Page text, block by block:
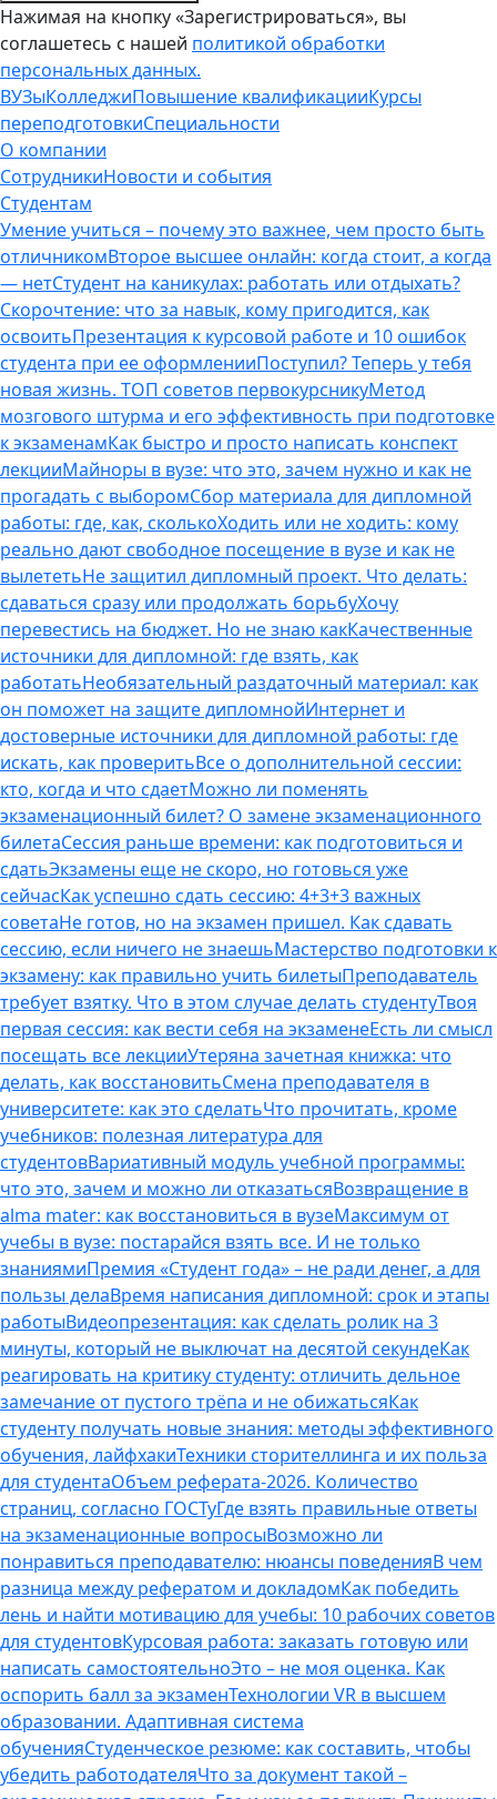
Нажимая на кнопку «Зарегистрироваться», вы
соглашетесь с нашей политикой обработки
персональных данных.
ВУЗыКолледжиПовышение квалификацииКурсы
переподготовкиСпециальности
О компании
СотрудникиНовости и события
Студентам
Умение учиться – почему это важнее, чем просто быть
отличникомВторое высшее онлайн: когда стоит, а когда
— нетСтудент на каникулах: работать или отдыхать?
Скорочтение: что за навык, кому пригодится, как
освоитьПрезентация к курсовой работе и 10 ошибок
студента при ее оформленииПоступил? Теперь у тебя
новая жизнь. ТОП советов первокурсникуМетод
мозгового штурма и его эффективность при подготовке
к экзаменамКак быстро и просто написать конспект
лекцииМайноры в вузе: что это, зачем нужно и как не
прогадать с выборомСбор материала для дипломной
работы: где, как, сколькоХодить или не ходить: кому
реально дают свободное посещение в вузе и как не
вылететьНе защитил дипломный проект. Что делать:
сдаваться сразу или продолжать борьбуХочу
перевестись на бюджет. Но не знаю какКачественные
источники для дипломной: где взять, как
работатьНеобязательный раздаточный материал: как
он поможет на защите дипломнойИнтернет и
достоверные источники для дипломной работы: где
искать, как проверитьВсе о дополнительной сессии:
кто, когда и что сдаетМожно ли поменять
экзаменационный билет? О замене экзаменационного
билетаСессия раньше времени: как подготовиться и
сдатьЭкзамены еще не скоро, но готовься уже
сейчасКак успешно сдать сессию: 4+3+3 важных
советаНе готов, но на экзамен пришел. Как сдавать
сессию, если ничего не знаешьМастерство подготовки к
экзамену: как правильно учить билетыПреподаватель
требует взятку. Что в этом случае делать студентуТвоя
первая сессия: как вести себя на экзаменеЕсть ли смысл
посещать все лекцииУтеряна зачетная книжка: что
делать, как восстановитьСмена преподавателя в
университете: как это сделатьЧто прочитать, кроме
учебников: полезная литература для
студентовВариативный модуль учебной программы:
что это, зачем и можно ли отказатьсяВозвращение в
alma mater: как восстановиться в вузеМаксимум от
учебы в вузе: постарайся взять все. И не только
знаниямиПремия «Студент года» – не ради денег, а для
пользы делаВремя написания дипломной: срок и этапы
работыВидеопрезентация: как сделать ролик на 3
минуты, который не выключат на десятой секундеКак
реагировать на критику студенту: отличить дельное
замечание от пустого трёпа и не обижатьсяКак
студенту получать новые знания: методы эффективного
обучения, лайфхакиТехники сторителлинга и их польза
для студентаОбъем реферата-2026. Количество
страниц, согласно ГОСТуГде взять правильные ответы
на экзаменационные вопросыВозможно ли
понравиться преподавателю: нюансы поведенияВ чем
разница между рефератом и докладомКак победить
лень и найти мотивацию для учебы: 10 рабочих советов
для студентовКурсовая работа: заказать готовую или
написать самостоятельноЭто – не моя оценка. Как
оспорить балл за экзаменТехнологии VR в высшем
образовании. Адаптивная система
обученияСтуденческое резюме: как составить, чтобы
убедить работодателяЧто за документ такой –